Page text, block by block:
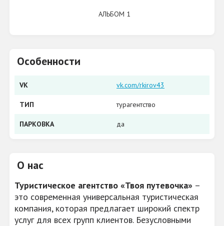
О нас
Туристическое агентство «Твоя путевочка» –
это современная универсальная туристическая
компания, которая предлагает широкий спектр
услуг для всех групп клиентов. Безусловными
Особенности
VK vk.com/rkirov43
ТИП турагентство
ПАРКОВКА да
АЛЬБОМ 1